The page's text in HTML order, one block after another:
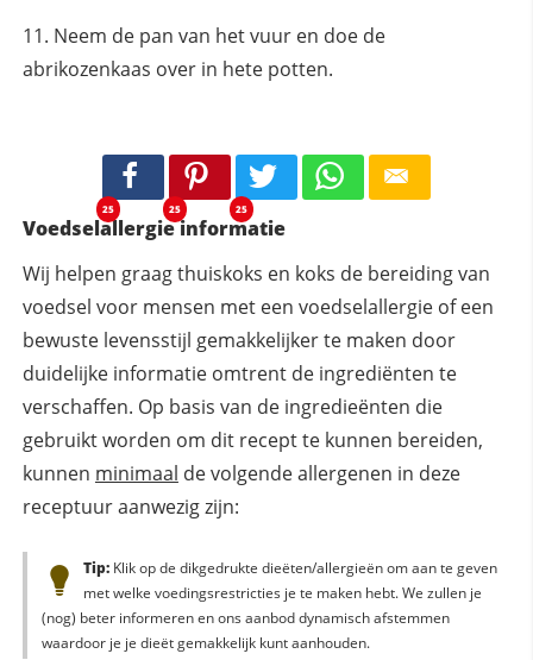
Neem de pan van het vuur en doe de
abrikozenkaas over in hete potten.
25 25 25
Voedselallergie informatie
Wij helpen graag thuiskoks en koks de bereiding van
voedsel voor mensen met een voedselallergie of een
bewuste levensstijl gemakkelijker te maken door
duidelijke informatie omtrent de ingrediënten te
verschaffen. Op basis van de ingredieënten die
gebruikt worden om dit recept te kunnen bereiden,
kunnen minimaal de volgende allergenen in deze
receptuur aanwezig zijn:
Tip:Klik op de dikgedrukte dieëten/allergieën om aan te geven
met welke voedingsrestricties je te maken hebt. We zullen je
(nog) beter informeren en ons aanbod dynamisch afstemmen
waardoor je je dieët gemakkelijk kunt aanhouden.